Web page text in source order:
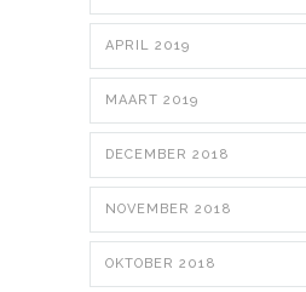
APRIL 2019
MAART 2019
DECEMBER 2018
NOVEMBER 2018
OKTOBER 2018